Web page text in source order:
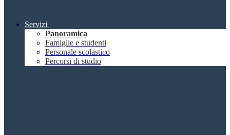
Servizi
Panoramica
Famiglie e studenti
Personale scolastico
Percorsi di studio